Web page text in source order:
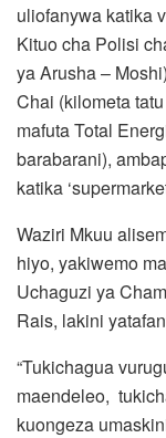
uliofanywa katika
Kituo cha Polisi
ya Arusha –
Chai (kilometa
mafuta Total
barabarani),
katika
Waziri Mkuu
hiyo, yakiwemo
Uchaguzi ya
Rais, lakini
“Tukichagua
maendeleo,
kuongeza